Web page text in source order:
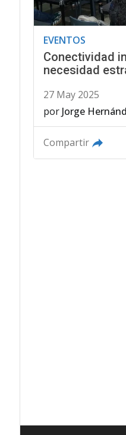
EVENTOS
Conectividad
necesidad
27 May 2025
por Jorge
Compartir